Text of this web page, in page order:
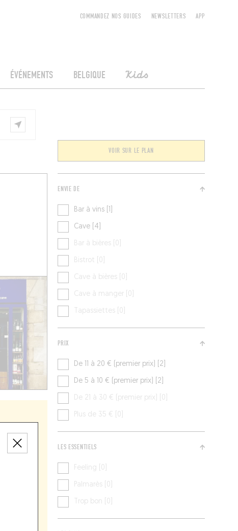
ÉVÉNEMENTS BELGIQUE Kids
COMMANDEZ NOS GUIDES NEWSLETTERS APP
VOIR SUR LE PLAN
ENVIE DE
Bar à vins [1]
Cave [4]
Bar à bières [0]
Bistrot [0]
Cave à bières [0]
Cave à manger [0]
Tapassiettes [0]
PRIX
De 11 à 20 € (premier prix) [2]
De 5 à 10 € (premier prix) [2]
De 21 à 30 € (premier prix) [0]
Plus de 35 € [0]
LES ESSENTIELS
Feeling [0]
Palmarès [0]
Trop bon [0]